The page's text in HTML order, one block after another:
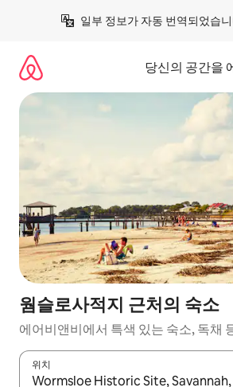
일부 정보가 자동 번역되었습
당신의 공간을
웜슬로사적지 근처의 숙소
에어비앤비에서 특색 있는 숙소, 독채
위치
결과가 나오면 위·아래 화살표 키를 사